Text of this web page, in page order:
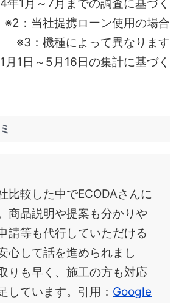
1月～7月までの調査に基づく
※2：当社提携ローン使用の場合
※3：機種によって異なります
1日～5月16日の集計に基づく
比較した中でECODAさんに
商品説明や提案も分かりや
請等も代行していただける
心して話を進められまし
りも早く、施工の方も対応
しています。引用： Google